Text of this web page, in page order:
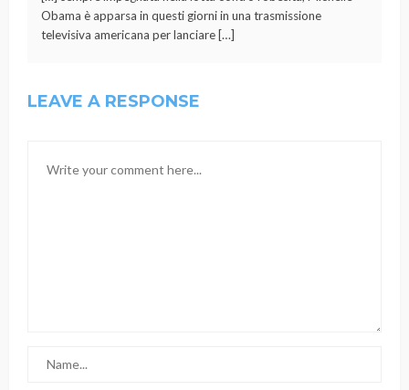
Obama è apparsa in questi giorni in una trasmissione
televisiva americana per lanciare […]
LEAVE A RESPONSE